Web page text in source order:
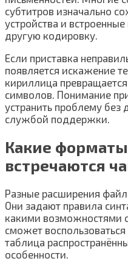
субтитров изначально
устройства и
другую кодировку.
Если приставка
появляется искажение
кириллица
символов. Понимание
устранить проблему без
службой поддержки.
Какие
встречаются
Разные расширения
Они задают правила
какими возможностями
сможет
таблица
особенности.